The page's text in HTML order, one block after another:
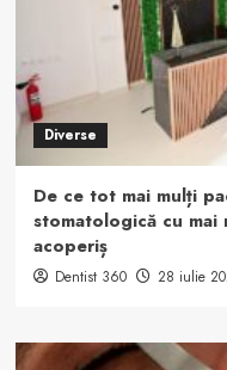
Diverse
De ce tot mai mulți
stomatologică cu mai
acoperiș
Dentist 360 28 iulie